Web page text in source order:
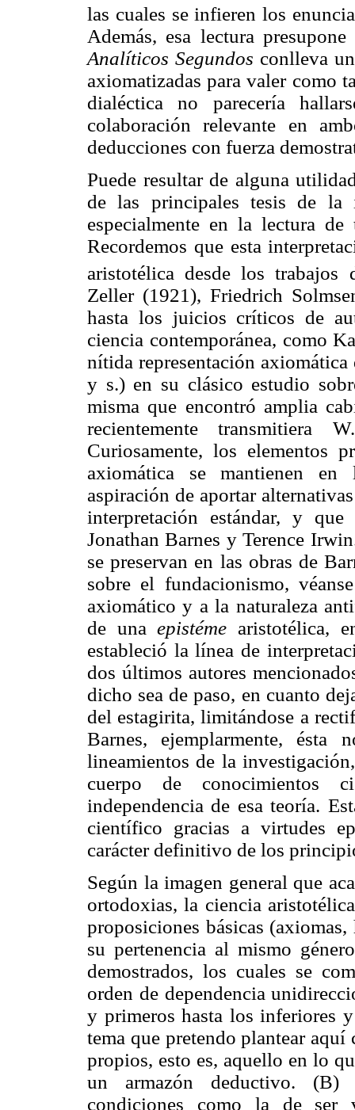
las cuales se infieren los
Además, esa lectura
Analíticos Segundos conlleva
axiomatizadas para valer como
dialéctica no parecería
colaboración relevante en
deducciones con fuerza
Puede resultar de alguna
de las principales tesis de la
especialmente en la lectura
Recordemos que esta
aristotélica desde los trabajos
Zeller (1921), Friedrich
hasta los juicios críticos de
ciencia contemporánea, como
nítida representación
y s.) en su clásico estudio
misma que encontró amplia
recientemente
Curiosamente, los elementos
axiomática se mantienen en
aspiración de aportar
interpretación estándar, y
Jonathan Barnes y Terence
se preservan en las obras de
sobre el fundacionismo,
axiomático y a la naturaleza
de unaepistéme aristotélica,
estableció la línea de
dos últimos autores
dicho sea de paso, en cuanto
del estagirita, limitándose a
Barnes, ejemplarmente,
lineamientos de la
cuerpo de conocimientos
independencia de esa teoría.
científico gracias a virtudes
carácter definitivo de los
Según la imagen general que
ortodoxias, la ciencia
proposiciones básicas
su pertenencia al mismo
demostrados, los cuales se
orden de dependencia
y primeros hasta los inferiores
tema que pretendo plantear
propios, esto es, aquello en lo
un armazón deductivo. (B)
condiciones como la de ser